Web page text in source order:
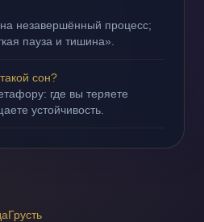
незавершённый процесс;
пауза и тишина».
сон?
где вы теряете
устойчивость.
Грусть